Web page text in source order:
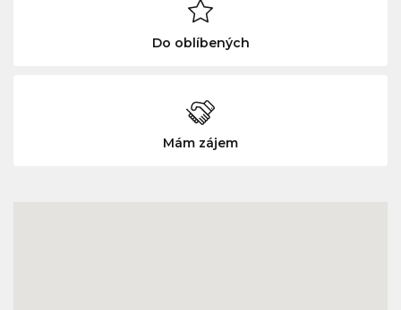
Do oblíbených
Mám zájem